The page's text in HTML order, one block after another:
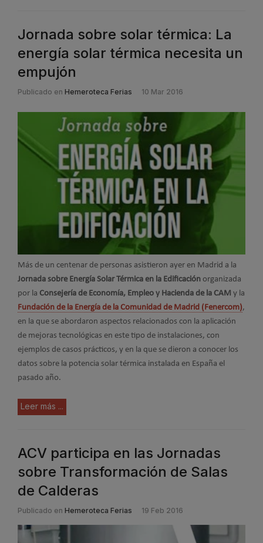
Jornada sobre solar térmica: La
energía solar térmica necesita un
empujón
Publicado en Hemeroteca Ferias 10 Mar 2016
Más de un centenar de personas asistieron ayer en Madrid a la
Jornada sobre Energía Solar Térmica en la Edificación organizada
por la Consejería de Economía, Empleo y Hacienda de la CAM y la
Fundación de la Energía de la Comunidad de Madrid (Fenercom),
en la que se abordaron aspectos relacionados con la aplicación
de mejoras tecnológicas en este tipo de instalaciones, con
ejemplos de casos prácticos, y en la que se dieron a conocer los
datos sobre la potencia solar térmica instalada en España el
pasado año.
Leer más ...
ACV participa en las Jornadas
sobre Transformación de Salas
de Calderas
Publicado en Hemeroteca Ferias 19 Feb 2016